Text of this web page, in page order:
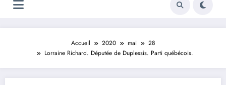
Accueil 2020 mai
28
Lorraine Richard. Députée de Duplessis. Parti québécois.